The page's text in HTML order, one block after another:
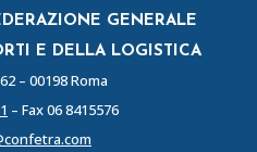
GENERALE
E DELLA LOGISTICA
– 00198 Roma
– Fax 06 8415576